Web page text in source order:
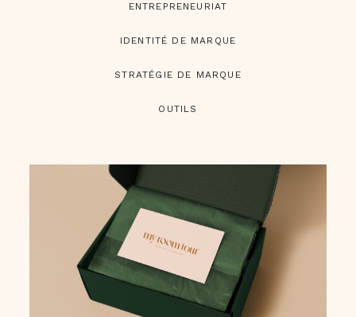
ENTREPRENEURIAT
IDENTITÉ DE MARQUE
STRATÉGIE DE MARQUE
OUTILS